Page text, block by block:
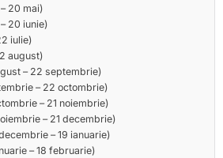
20 mai)
20 iunie)
iulie)
august)
– 22 septembrie)
– 22 octombrie)
– 21 noiembrie)
– 21 decembrie)
– 19 ianuarie)
– 18 februarie)